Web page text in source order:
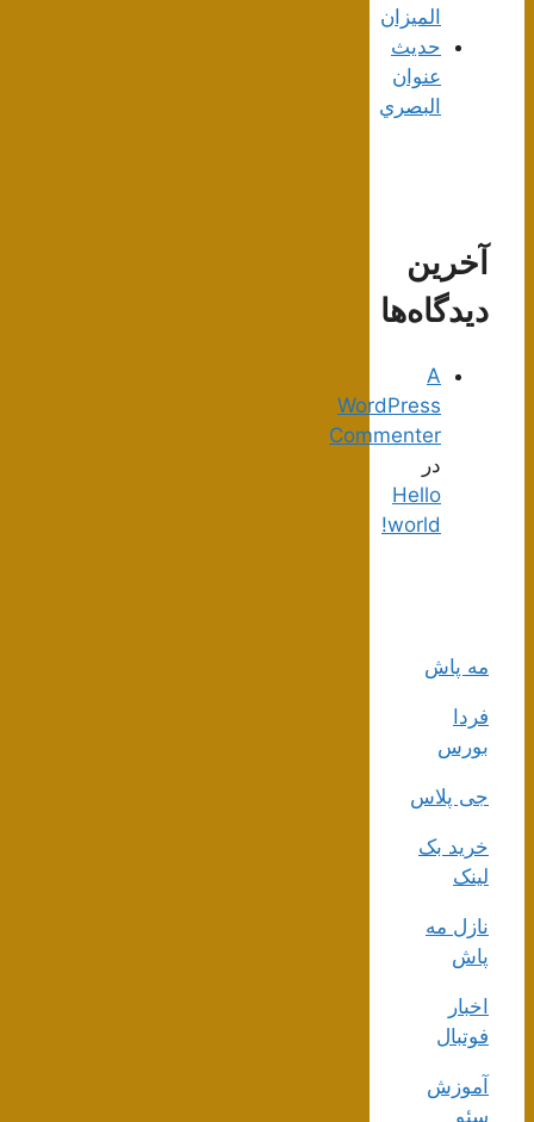
الميزان
حديث
عنوان
البصري
آخرین
دیدگاه‌ها
A
WordPress
Commenter
در
Hello
world!
مه پاش
فردا
بورس
جی پلاس
خرید بک
لینک
نازل مه
پاش
اخبار
فوتبال
آموزش
سئو